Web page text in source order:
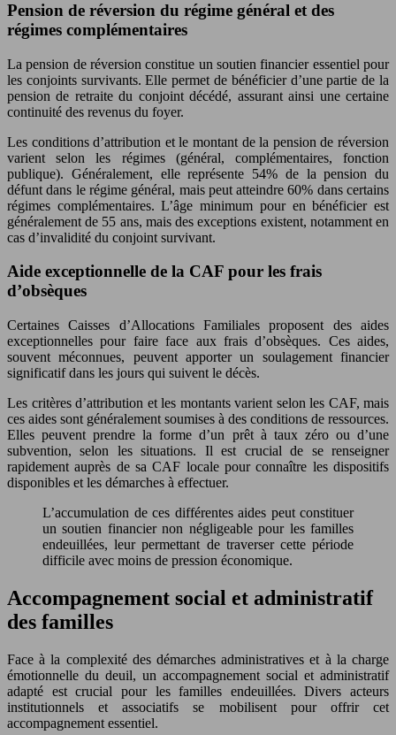
Pension de réversion du régime général et des
régimes complémentaires
La pension de réversion constitue un soutien financier essentiel pour
les conjoints survivants. Elle permet de bénéficier d’une partie de la
pension de retraite du conjoint décédé, assurant ainsi une certaine
continuité des revenus du foyer.
Les conditions d’attribution et le montant de la pension de réversion
varient selon les régimes (général, complémentaires, fonction
publique). Généralement, elle représente 54% de la pension du
défunt dans le régime général, mais peut atteindre 60% dans certains
régimes complémentaires. L’âge minimum pour en bénéficier est
généralement de 55 ans, mais des exceptions existent, notamment en
cas d’invalidité du conjoint survivant.
Aide exceptionnelle de la CAF pour les frais
d’obsèques
Certaines Caisses d’Allocations Familiales proposent des aides
exceptionnelles pour faire face aux frais d’obsèques. Ces aides,
souvent méconnues, peuvent apporter un soulagement financier
significatif dans les jours qui suivent le décès.
Les critères d’attribution et les montants varient selon les CAF, mais
ces aides sont généralement soumises à des conditions de ressources.
Elles peuvent prendre la forme d’un prêt à taux zéro ou d’une
subvention, selon les situations. Il est crucial de se renseigner
rapidement auprès de sa CAF locale pour connaître les dispositifs
disponibles et les démarches à effectuer.
L’accumulation de ces différentes aides peut constituer
un soutien financier non négligeable pour les familles
endeuillées, leur permettant de traverser cette période
difficile avec moins de pression économique.
Accompagnement social et administratif
des familles
Face à la complexité des démarches administratives et à la charge
émotionnelle du deuil, un accompagnement social et administratif
adapté est crucial pour les familles endeuillées. Divers acteurs
institutionnels et associatifs se mobilisent pour offrir cet
accompagnement essentiel.